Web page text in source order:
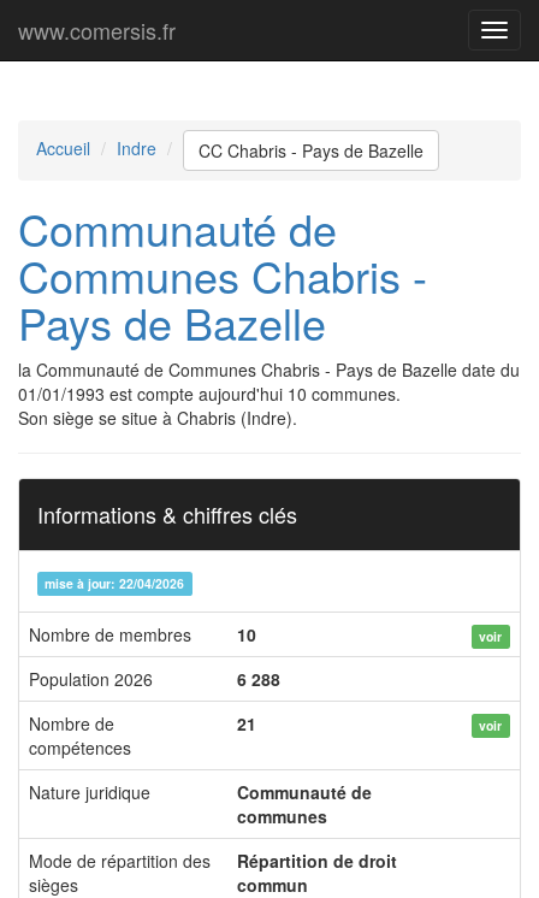
Menu
www.comersis.fr
Accueil Indre CC Chabris - Pays de Bazelle
Communauté de
Communes Chabris -
Pays de Bazelle
la Communauté de Communes Chabris - Pays de Bazelle date du
01/01/1993 est compte aujourd'hui 10 communes.
Son siège se situe à Chabris (Indre).
Informations & chiffres clés
mise à jour: 22/04/2026
Nombre de membres 10 voir
Population 2026
6 288
Nombre de
compétences
21 voir
Nature juridique
Communauté de
communes
Mode de répartition des
sièges
Répartition de droit
commun